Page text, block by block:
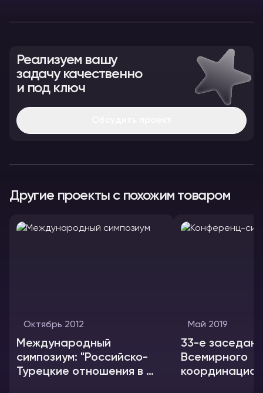
Реализуем вашу
задачу качественно
и под ключ
Другие проекты с похожим товаром
Октябрь 2012
Международный
симпозиум: "Российско-
Турецкие отношения в 21
Май 2019
33-е
Всемирного